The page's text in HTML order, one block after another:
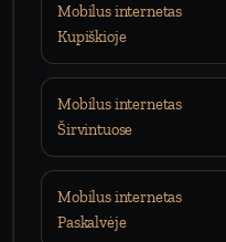
Mobilus internetas
Kupiškioje
Mobilus internetas
Širvintuose
Mobilus internetas
Paskalvėje